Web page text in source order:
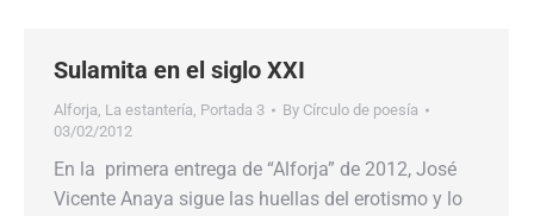
Sulamita en el siglo XXI
Alforja, La estantería, Portada 3 By Círculo de poesía
03/02/2012
En la primera entrega de “Alforja” de 2012, José
Vicente Anaya sigue las huellas del erotismo y lo